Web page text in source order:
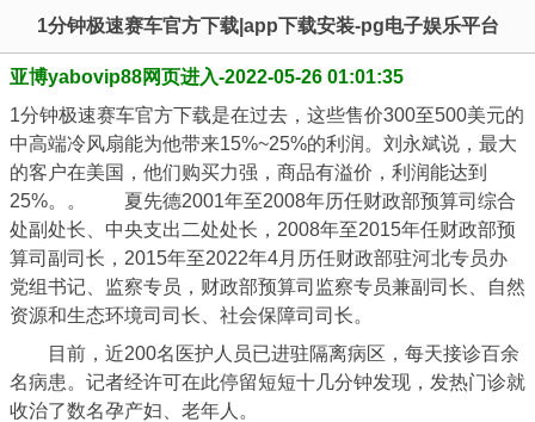
1分钟极速赛车官方下载|app下载安装-pg电子娱乐平台
亚博yabovip88网页进入-2022-05-26 01:01:35
1分钟极速赛车官方下载是在过去，这些售价300至500美元的
中高端冷风扇能为他带来15%~25%的利润。刘永斌说，最大
的客户在美国，他们购买力强，商品有溢价，利润能达到
25%。。 夏先德2001年至2008年历任财政部预算司综合
处副处长、中央支出二处处长，2008年至2015年任财政部预
算司副司长，2015年至2022年4月历任财政部驻河北专员办
党组书记、监察专员，财政部预算司监察专员兼副司长、自然
资源和生态环境司司长、社会保障司司长。
目前，近200名医护人员已进驻隔离病区，每天接诊百余
名病患。记者经许可在此停留短短十几分钟发现，发热门诊就
收治了数名孕产妇、老年人。